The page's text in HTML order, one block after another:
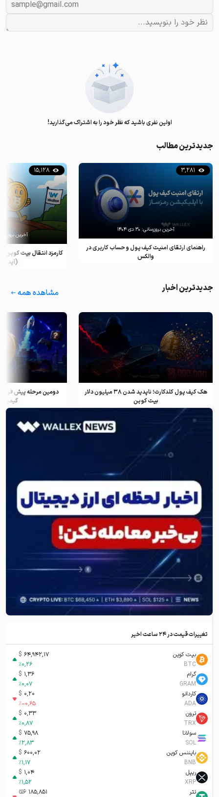
اولین نفری باشید که نظر خود را به اشتراک می‌گذارید!
جدیدترین مطالب
راهنمای ارتقای امنیت کیف پول و حساب کاربری در
والکس
3,281
آخرین بروزرسانی: ۳۰ دی ۱۴۰۴
کارمزد انتقال بیت کوین
(آپدیت
15,128
آخرین
جدیدترین اخبار مشاهده همه
هک کیف پول کلدکارت؛ ناپدید شدن ۳۸ میلیون دلار
بیت کوین
دومین مرحله پیش
تغییرات قیمت در ۲۴ ساعت اخیر
بیت کوین
BTC
64,942,17
$
%0,26
گرام
GRAM
1,36
$
%0,07
کاردانو
ADA
0,20
$
%-0,65
ترون
TRX
0,33
$
%0,87
سولانا
SOL
75,98
$
%2,83
بایننس کوین
BNB
600,02
$
%1,17
ریپل
XRP
1,04
$
%1,52
تتر
185,851 تومان-ء